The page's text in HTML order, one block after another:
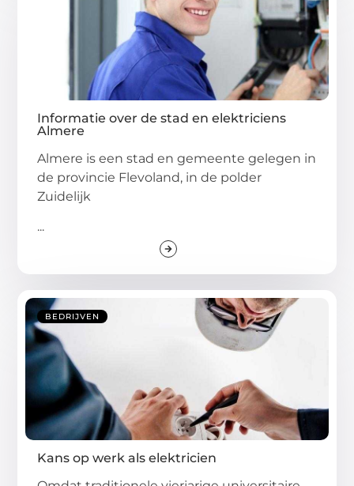
Informatie over de stad en elektriciens
Almere
Almere is een stad en gemeente gelegen in
de provincie Flevoland, in de polder
Zuidelijk
...
BEDRIJVEN
Kans op werk als elektricien